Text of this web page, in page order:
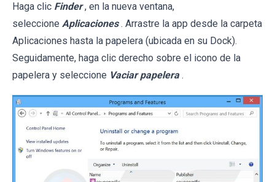
Haga clic Finder , en la nueva ventana,
seleccione Aplicaciones . Arrastre la app desde la carpeta
Aplicaciones hasta la papelera (ubicada en su Dock).
Seguidamente, haga clic derecho sobre el icono de la
papelera y seleccione Vaciar papelera .